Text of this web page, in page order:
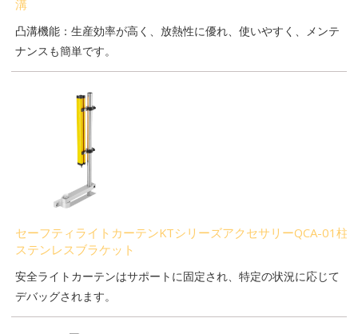
溝
凸溝機能：生産効率が高く、放熱性に優れ、使いやすく、メンテ
ナンスも簡単です。
セーフティライトカーテンKTシリーズアクセサリーQCA-01柱
ステンレスブラケット
安全ライトカーテンはサポートに固定され、特定の状況に応じて
デバッグされます。